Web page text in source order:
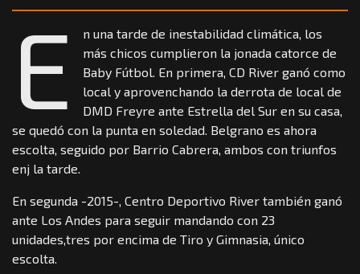
E
n una tarde de inestabilidad climática, los
más chicos cumplieron la jonada catorce de
Baby Fútbol. En primera, CD River ganó como
local y aprovenchando la derrota de local de
DMD Freyre ante Estrella del Sur en su casa,
se quedó con la punta en soledad. Belgrano es ahora
escolta, seguido por Barrio Cabrera, ambos con triunfos
enj la tarde.
En segunda -2015-, Centro Deportivo River también ganó
ante Los Andes para seguir mandando con 23
unidades,tres por encima de Tiro y Gimnasia, único
escolta.